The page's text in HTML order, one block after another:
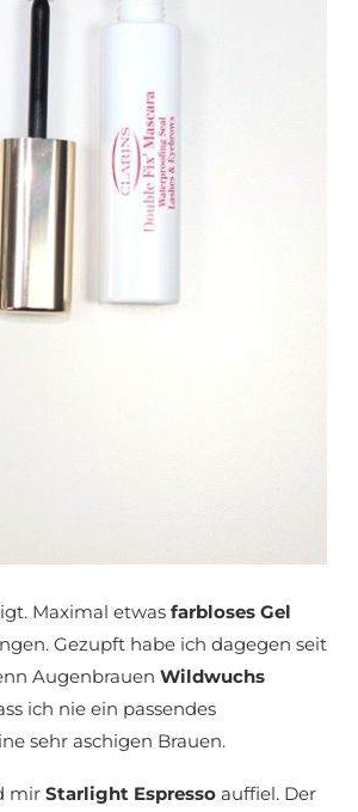
Maximal etwas farbloses Gel
Gezupft habe ich dagegen seit
Augenbrauen Wildwuchs
ich nie ein passendes
sehr aschigen Brauen.
mir Starlight Espresso auffiel. Der